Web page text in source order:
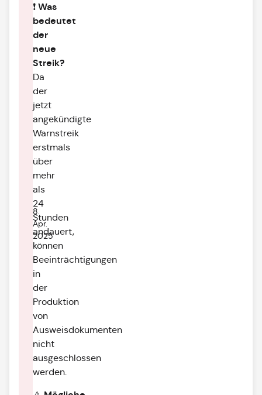
8.
Apr.
2025
❗ Was
bedeutet
der
neue
Streik?
Da
der
jetzt
angekündigte
Warnstreik
erstmals
über
mehr
als
24
Stunden
andauert,
können
Beeinträchtigungen
in
der
Produktion
von
Ausweisdokumenten
nicht
ausgeschlossen
werden.